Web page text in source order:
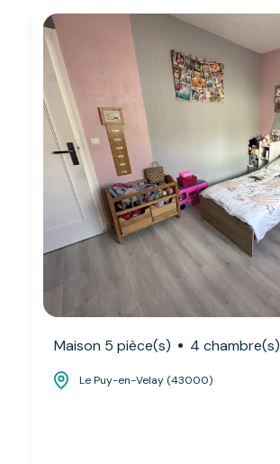
Maison 5 pièce(s) 4 chambre(s)
Le Puy-en-Velay (43000)